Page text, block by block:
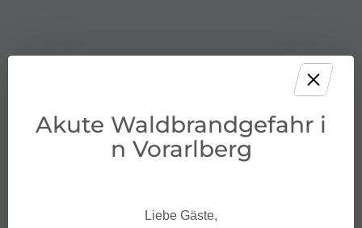
Akute Waldbrandgefahr i
n Vorarlberg
Liebe Gäste,